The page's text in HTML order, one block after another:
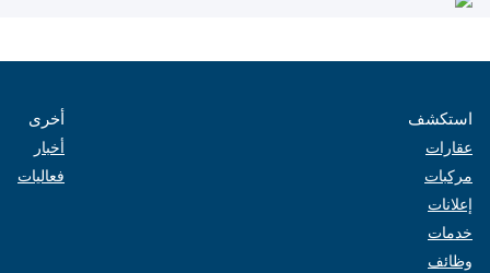
استكشف
عقارات
مركبات
إعلانات
خدمات
وظائف
أخرى
أخبار
فعاليات